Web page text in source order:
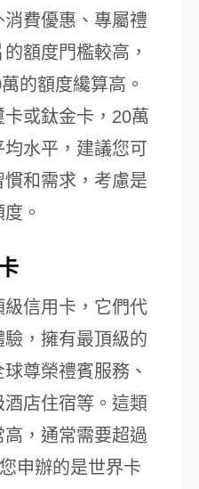
費優惠、專屬禮
額度門檻較高，
的額度纔算高。
或鈦金卡，20萬
水平，建議您可
和需求，考慮是
。
信用卡，它們代
，擁有最頂級的
尊榮禮賓服務、
店住宿等。這類
，通常需要超過
申辦的是世界卡